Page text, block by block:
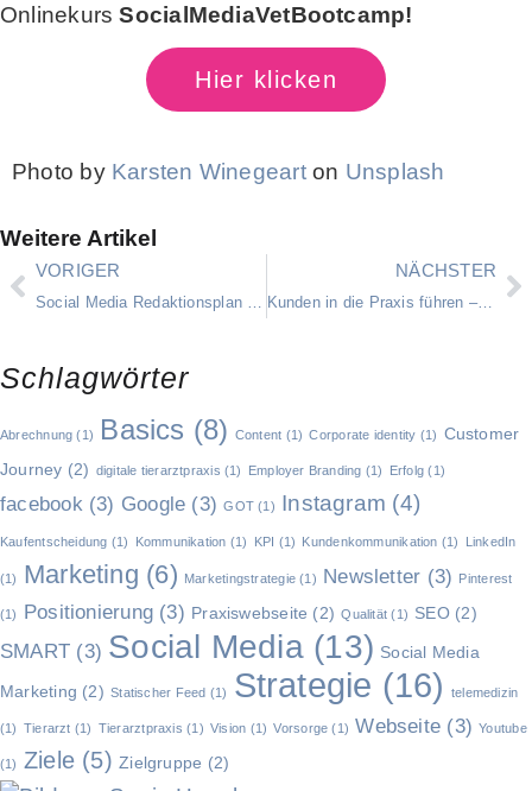
OnlinekursSocialMediaVetBootcamp!
Hier klicken
Photo by Karsten Winegearton Unsplash
Weitere Artikel
VORIGER
Social Media Redaktionsplan für die Tierarztpraxis
NÄCHSTER
Kunden in die Praxis führen – die Customer Journey Tierarzt
Schlagwörter
Abrechnung (1) Basics (8) Content (1) Corporate identity (1) Customer
Journey (2) digitale tierarztpraxis (1) Employer Branding (1) Erfolg (1)
facebook(3) Google (3) GOT (1) Instagram (4)
Kaufentscheidung (1) Kommunikation (1) KPI (1) Kundenkommunikation (1) LinkedIn
(1) Marketing (6) Marketingstrategie(1) Newsletter (3) Pinterest
(1) Positionierung (3) Praxiswebseite (2) Qualität (1) SEO(2)
SMART (3) Social Media(13) Social Media
Marketing (2) Statischer Feed (1) Strategie (16) telemedizin
(1) Tierarzt (1) Tierarztpraxis (1) Vision (1) Vorsorge (1) Webseite (3) Youtube
(1) Ziele (5) Zielgruppe (2)